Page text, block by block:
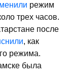
режим
трех часов.
после
, как
режима.
была